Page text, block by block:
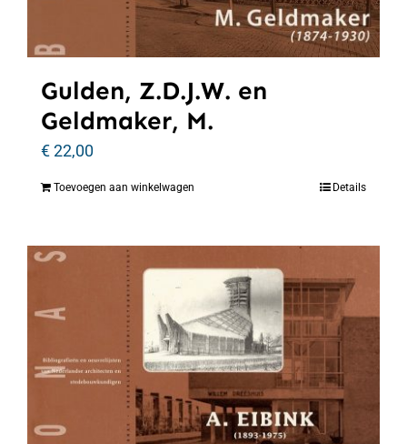
Gulden, Z.D.J.W. en
Geldmaker, M.
€22,00
Toevoegen aan winkelwagen Details